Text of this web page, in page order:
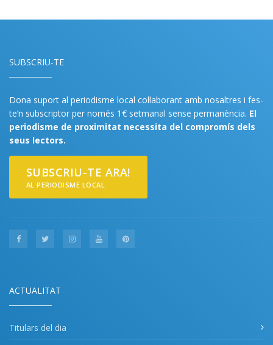
SUBSCRIU-TE
Dona suport al periodisme local col·laborant amb nosaltres i fes-
te’n subscriptor per només 1€ setmanal sense permanència. El
periodisme de proximitat necessita del compromís dels
seus lectors.
SUBSCRIU-TE ARA!
AL PERIODISME LOCAL
ACTUALITAT
Titulars del dia